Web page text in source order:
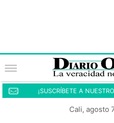
¡SUSCRÍBETE A
Cali, agosto